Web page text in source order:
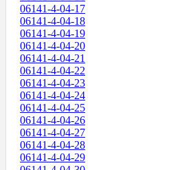
06141-4-04-17
06141-4-04-18
06141-4-04-19
06141-4-04-20
06141-4-04-21
06141-4-04-22
06141-4-04-23
06141-4-04-24
06141-4-04-25
06141-4-04-26
06141-4-04-27
06141-4-04-28
06141-4-04-29